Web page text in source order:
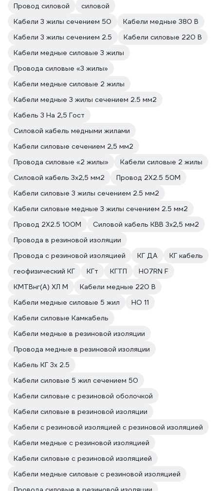
Провод силовой
силовой
Кабели 3 жилы сечением 50
Кабели медные 380 В
Кабели 3 жилы сечением 2.5
Кабели силовые 220 В
Кабели медные силовые 3 жилы
Провода силовые «3 жилы»
Кабели медные силовые 2 жилы
Кабели медные 3 жилы сечением 2.5 мм2
Кабель 3 На 2,5 Гост
Силовой кабель медными жилами
Кабели силовые сечением 2,5 мм2
Провода силовые «2 жилы»
Кабели силовые 2 жилы
Силовой кабель 3х2,5 мм2
Провод 2Х2.5 50М
Кабели силовые 3 жилы сечением 2.5 мм2
Кабели силовые медные 3 жилы сечением 2.5 мм2
Провод 2Х2.5 100М
Силовой кабель КВВ 3х2,5 мм2
Провода в резиновой изоляции
Провода с резиновой изоляцией
КГ ДА
КГ кабель
геофизический КГ
КГт КГТП
H07RN F
КМТВнг(A) ХЛ М
Кабели медные 220 В
Кабели медные силовые 5 жил
НО 11
Кабели силовые Камкабель
Кабели медные в резиновой изоляции
Провода медные в резиновой изоляции
Кабель КГ 3х 2.5
Кабели силовые 5 жил сечением 50
Кабели силовые с резиновой оболочкой
Кабели силовые в резиновой изоляции
Кабели с резиновой изоляцией с резиновой изоляцией
Кабели медные с резиновой изоляцией
Кабели силовые с резиновой изоляцией
Кабели медные силовые с резиновой изоляцией